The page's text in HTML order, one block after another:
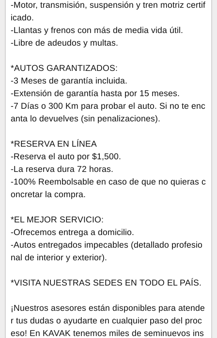
-Motor, transmisión, suspensión y tren motriz certif
icado.
-Llantas y frenos con más de media vida útil.
-Libre de adeudos y multas.
*AUTOS GARANTIZADOS:
-3 Meses de garantía incluida.
-Extensión de garantía hasta por 15 meses.
-7 Días o 300 Km para probar el auto. Si no te enc
anta lo devuelves (sin penalizaciones).
*RESERVA EN LÍNEA
-Reserva el auto por $1,500.
-La reserva dura 72 horas.
-100% Reembolsable en caso de que no quieras c
oncretar la compra.
*EL MEJOR SERVICIO:
-Ofrecemos entrega a domicilio.
-Autos entregados impecables (detallado profesio
nal de interior y exterior).
*VISITA NUESTRAS SEDES EN TODO EL PAÍS.
¡Nuestros asesores están disponibles para atende
r tus dudas o ayudarte en cualquier paso del proc
eso! En KAVAK tenemos miles de seminuevos ins